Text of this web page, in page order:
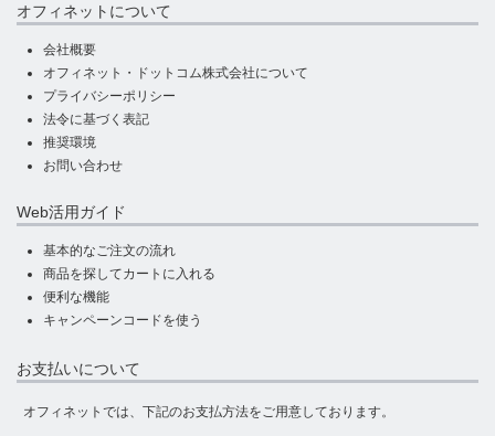
オフィネットについて
会社概要
オフィネット・ドットコム株式会社について
プライバシーポリシー
法令に基づく表記
推奨環境
お問い合わせ
Web活用ガイド
基本的なご注文の流れ
商品を探してカートに入れる
便利な機能
キャンペーンコードを使う
お支払いについて
オフィネットでは、下記のお支払方法をご用意しております。